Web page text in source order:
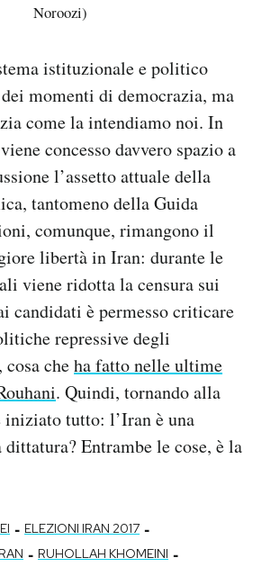
Noroozi)
istituzionale e politico
momenti di democrazia, ma
come la intendiamo noi. In
concesso davvero spazio a
l’assetto attuale della
tantomeno della Guida
comunque, rimangono il
libertà in Iran: durante le
viene ridotta la censura sui
candidati è permesso criticare
repressive degli
cheha fatto nelle ultime
. Quindi, tornando alla
iniziato tutto: l’Iran è una
Entrambe le cose, è la
- ELEZIONI IRAN 2017 -
- RUHOLLAH KHOMEINI -